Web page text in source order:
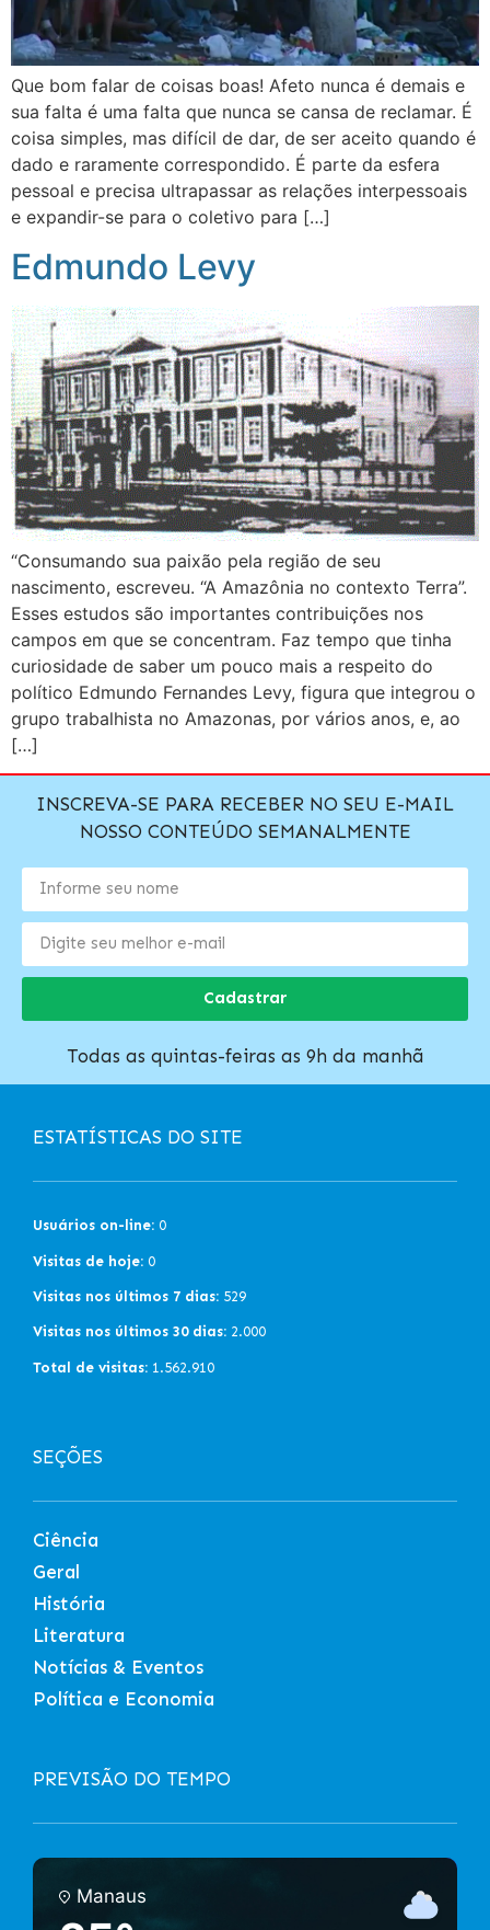
Que bom falar de coisas boas! Afeto nunca é demais e
sua falta é uma falta que nunca se cansa de reclamar. É
coisa simples, mas difícil de dar, de ser aceito quando é
dado e raramente correspondido. É parte da esfera
pessoal e precisa ultrapassar as relações interpessoais
e expandir-se para o coletivo para […]
Edmundo Levy
“Consumando sua paixão pela região de seu
nascimento, escreveu. “A Amazônia no contexto Terra”.
Esses estudos são importantes contribuições nos
campos em que se concentram. Faz tempo que tinha
curiosidade de saber um pouco mais a respeito do
político Edmundo Fernandes Levy, figura que integrou o
grupo trabalhista no Amazonas, por vários anos, e, ao
[…]
INSCREVA-SE PARA RECEBER NO SEU E-MAIL
NOSSO CONTEÚDO SEMANALMENTE
Cadastrar
Todas as quintas-feiras as 9h da manhã
ESTATÍSTICAS DO SITE
Usuários on-line: 0
Visitas de hoje: 0
Visitas nos últimos 7 dias: 529
Visitas nos últimos 30 dias: 2.000
Total de visitas: 1.562.910
SEÇÕES
Ciência
Geral
História
Literatura
Notícias & Eventos
Política e Economia
PREVISÃO DO TEMPO
Manaus